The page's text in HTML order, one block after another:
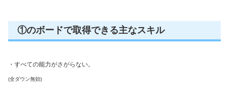
①のボードで取得できる主なスキル
・すべての能力がさがらない。
(全ダウン無効)